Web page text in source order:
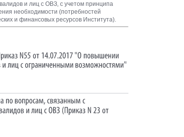
и лиц с ОВЗ, с учетом принципа
необходимости (потребностей
и финансовых ресурсов Института).